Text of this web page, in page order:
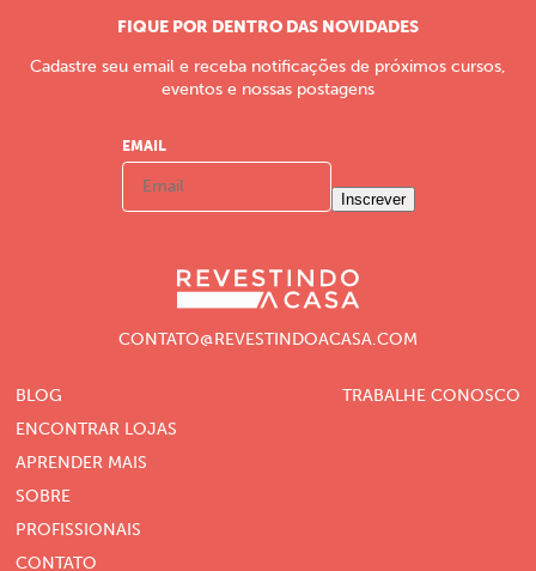
FIQUE POR DENTRO DAS NOVIDADES
Cadastre seu email e receba notificações de próximos cursos,
eventos e nossas postagens
EMAIL
Inscrever
CONTATO@REVESTINDOACASA.COM
BLOG
ENCONTRAR LOJAS
APRENDER MAIS
SOBRE
PROFISSIONAIS
CONTATO
TRABALHE CONOSCO